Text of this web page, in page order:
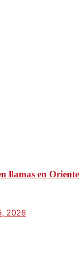
llamas en Oriente
2026